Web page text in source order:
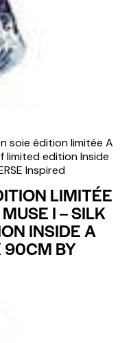
soie édition limitée A
limited edition Inside
Inspired
LIMITÉE
I – SILK
INSIDE A
90CM BY